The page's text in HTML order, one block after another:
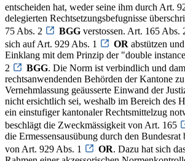
entscheiden hat, weder seine ihm durch Art.
delegierten Rechtsetzungsbefugnisse
75 Abs. 2
BGG verstossen. Art. 165 Abs.
sich auf Art. 929 Abs. 1
OR abstützen
Einklang mit dem Prinzip der "double
2
BGG. Die Norm ist verbindlich und
rechtsanwendenden Behörden der Kantone
Vernehmlassung geäusserte Einwand der
nicht ersichtlich sei, weshalb im Bereich des
ein einstufiger kantonaler Rechtsmittelzug
beschlägt die Zweckmässigkeit von Art. 165
die Ermessensausübung durch den
von Art. 929 Abs. 1
OR. Dazu hat sich